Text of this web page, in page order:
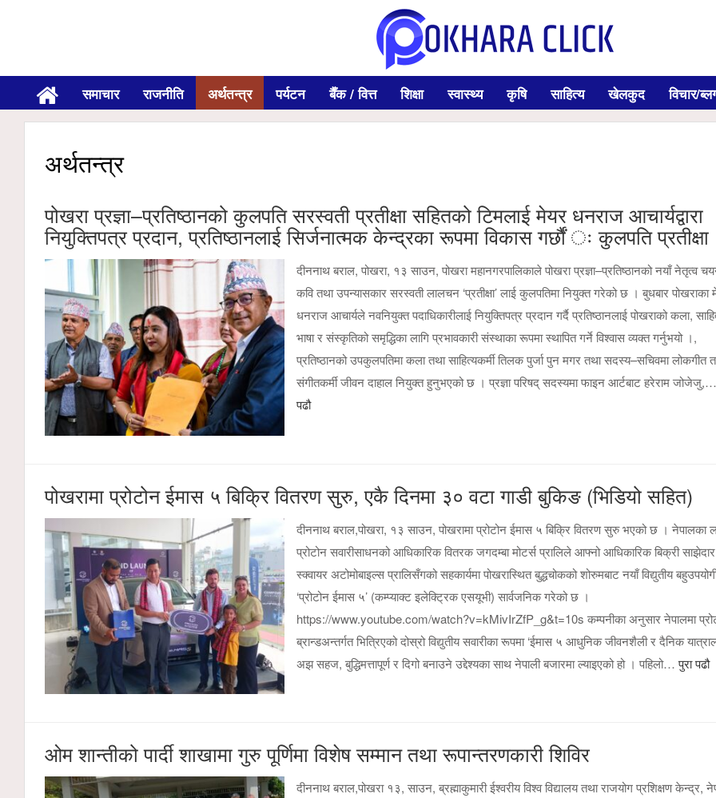
समाचार राजनीति अर्थतन्त्र पर्यटन बैँक / वित्त शिक्षा स्वास्थ्य कृषि साहित्य खेलकुद विचार/
अर्थतन्त्र
पोखरा प्रज्ञा–प्रतिष्ठानको कुलपति सरस्वती प्रतीक्षा सहितको टिमलाई मेयर धनराज आचार्यद्वारा
नियुक्तिपत्र प्रदान, प्रतिष्ठानलाई सिर्जनात्मक केन्द्रका रूपमा विकास गर्छौं ः कुलपति प्रतीक्षा
दीननाथ बराल, पोखरा, १३ साउन, पोखरा महानगरपालिकाले पोखरा प्रज्ञा–प्रतिष्ठानको नयाँ नेतृत्व
कवि तथा उपन्यासकार सरस्वती लालचन ‘प्रतीक्षा’ लाई कुलपतिमा नियुक्त गरेको छ । बुधबार पोखराका
धनराज आचार्यले नवनियुक्त पदाधिकारीलाई नियुक्तिपत्र प्रदान गर्दै प्रतिष्ठानलाई पोखराको कला,
भाषा र संस्कृतिको समृद्धिका लागि प्रभावकारी संस्थाका रूपमा स्थापित गर्ने विश्वास व्यक्त गर्नुभयो ।,
प्रतिष्ठानको उपकुलपतिमा कला तथा साहित्यकर्मी तिलक पुर्जा पुन मगर तथा सदस्य–सचिवमा लोकगीत
संगीतकर्मी जीवन दाहाल नियुक्त हुनुभएको छ । प्रज्ञा परिषद् सदस्यमा फाइन आर्टबाट हरेराम
पढौ
पोखरामा प्रोटोन ईमास ५ बिक्रि वितरण सुरु, एकै दिनमा ३० वटा गाडी बुकिङ (भिडियो सहित)
दीननाथ बराल,पोखरा, १३ साउन, पोखरामा प्रोटोन ईमास ५ बिक्रि वितरण सुरु भएको छ । नेपालका
प्रोटोन सवारीसाधनको आधिकारिक वितरक जगदम्बा मोटर्स प्रालिले आफ्नो आधिकारिक बिक्री साझेदार
स्क्वायर अटोमोबाइल्स प्रालिसँगको सहकार्यमा पोखरास्थित बुद्धचोकको शोरुमबाट नयाँ विद्युतीय
‘प्रोटोन ईमास ५’ (कम्प्याक्ट इलेक्ट्रिक एसयूभी) सार्वजनिक गरेको छ ।
https://www.youtube.com/watch?v=kMivIrZfP_g&t=10s कम्पनीका अनुसार नेपालमा
ब्रान्डअन्तर्गत भित्रिएको दोस्रो विद्युतीय सवारीका रूपमा ‘ईमास ५ आधुनिक जीवनशैली र दैनिक
अझ सहज, बुद्धिमत्तापूर्ण र दिगो बनाउने उद्देश्यका साथ नेपाली बजारमा ल्याइएको हो । पहिलो…पुरा पढौ
ओम शान्तीको पार्दी शाखामा गुरु पूर्णिमा विशेष सम्मान तथा रूपान्तरणकारी शिविर
दीननाथ बराल,पोखरा १३, साउन, ब्रह्माकुमारी ईश्वरीय विश्व विद्यालय तथा राजयोग प्रशिक्षण केन्द्र,